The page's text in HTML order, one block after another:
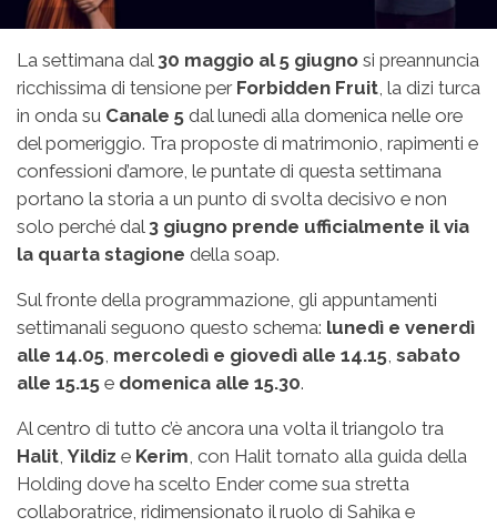
La settimana dal 30 maggio al 5 giugno si preannuncia
ricchissima di tensione per Forbidden Fruit, la dizi turca
in onda su Canale 5 dal lunedì alla domenica nelle ore
del pomeriggio. Tra proposte di matrimonio, rapimenti e
confessioni d’amore, le puntate di questa settimana
portano la storia a un punto di svolta decisivo e non
solo perché dal 3 giugno prende ufficialmente il via
la quarta stagione della soap.
Sul fronte della programmazione, gli appuntamenti
settimanali seguono questo schema: lunedì e venerdì
alle 14.05, mercoledì e giovedì alle 14.15, sabato
alle 15.15 e domenica alle 15.30.
Al centro di tutto c’è ancora una volta il triangolo tra
Halit, Yildiz e Kerim, con Halit tornato alla guida della
Holding dove ha scelto Ender come sua stretta
collaboratrice, ridimensionato il ruolo di Sahika e